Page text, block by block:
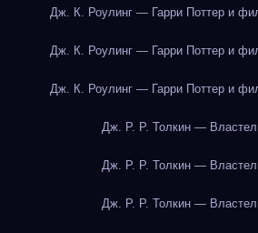
Дж. К. Роулинг — Гарри Поттер и
Дж. К. Роулинг — Гарри Поттер и
Дж. К. Роулинг — Гарри Поттер и
Дж. Р. Р. Толкин —
Дж. Р. Р. Толкин —
Дж. Р. Р. Толкин —